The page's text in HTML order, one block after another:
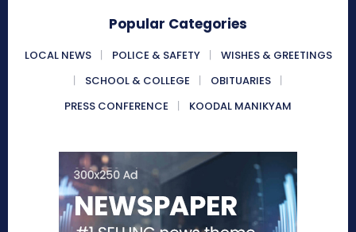
Popular Categories
LOCAL NEWS POLICE & SAFETY
WISHES & GREETINGS
SCHOOL & COLLEGE
OBITUARIES
PRESS CONFERENCE
KOODAL MANIKYAM